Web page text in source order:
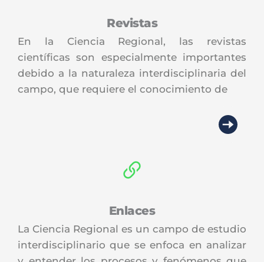
Revistas
En la Ciencia Regional, las revistas
científicas son especialmente importantes
debido a la naturaleza interdisciplinaria del
campo, que requiere el conocimiento de
Enlaces
La Ciencia Regional es un campo de estudio
interdisciplinario que se enfoca en analizar